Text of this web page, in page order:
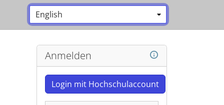
Sprache:
Anmelden
Login mit Hochschulaccount